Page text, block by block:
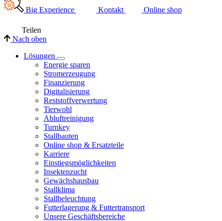
Big Experience Kontakt Online shop
Teilen
Nach oben
Lösungen
Energie sparen
Stromerzeugung
Finanzierung
Digitalisierung
Reststoffverwertung
Tierwohl
Abluftreinigung
Turnkey
Stallbauten
Online shop & Ersatzteile
Karriere
Einstiegsmöglichkeiten
Insektenzucht
Gewächshausbau
Stallklima
Stallbeleuchtung
Futterlagerung & Futtertransport
Unsere Geschäftsbereiche